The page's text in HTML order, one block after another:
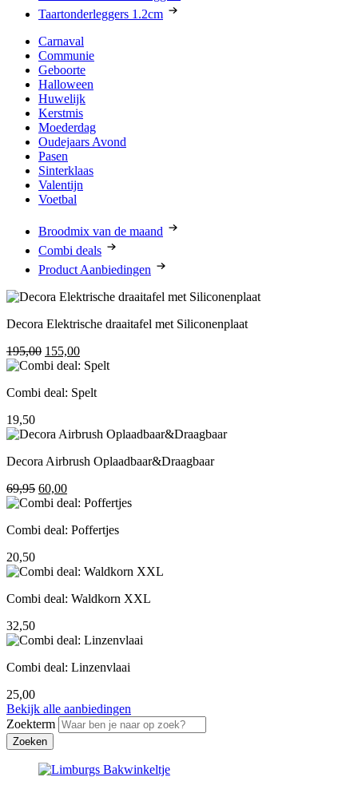
Taartonderleggers 1.2cm
Carnaval
Communie
Geboorte
Halloween
Huwelijk
Kerstmis
Moederdag
Oudejaars Avond
Pasen
Sinterklaas
Valentijn
Voetbal
Broodmix van de maand
Combi deals
Product Aanbiedingen
Decora Elektrische draaitafel met Siliconenplaat
195,00 Oorspronkelijke
prijs
195,00.
155,00Huidige
prijs
155,00.
Combi deal: Spelt
19,50
Decora Airbrush Oplaadbaar&Draagbaar
69,95 Oorspronkelijke
prijs
69,95.
60,00Huidige
prijs
60,00.
Combi deal: Poffertjes
20,50
Combi deal: Waldkorn XXL
32,50
Combi deal: Linzenvlaai
25,00
Bekijk alle aanbiedingen
Zoekterm